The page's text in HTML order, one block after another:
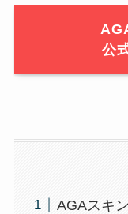
公
AGAスキ